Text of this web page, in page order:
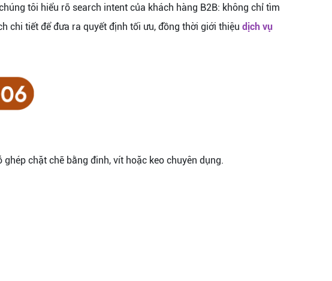
tôi hiểu rõ search intent của khách hàng B2B: không chỉ tìm
chi tiết để đưa ra quyết định tối ưu, đồng thời giới thiệu dịch vụ
chặt chẽ bằng đinh, vít hoặc keo chuyên dụng.